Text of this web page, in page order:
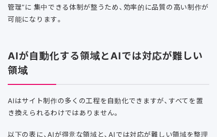
管理”に 集中できる体制が整うため、効率的に品質の高い制作が
可能になります。
AIが自動化する領域とAIでは対応が難しい
領域
AIはサイト制作の多くの工程を自動化できますが、すべてを置
き換えられるわけではありません。
以下の表に、AIが得意な領域と、AIでは対応が難しい領域を整理